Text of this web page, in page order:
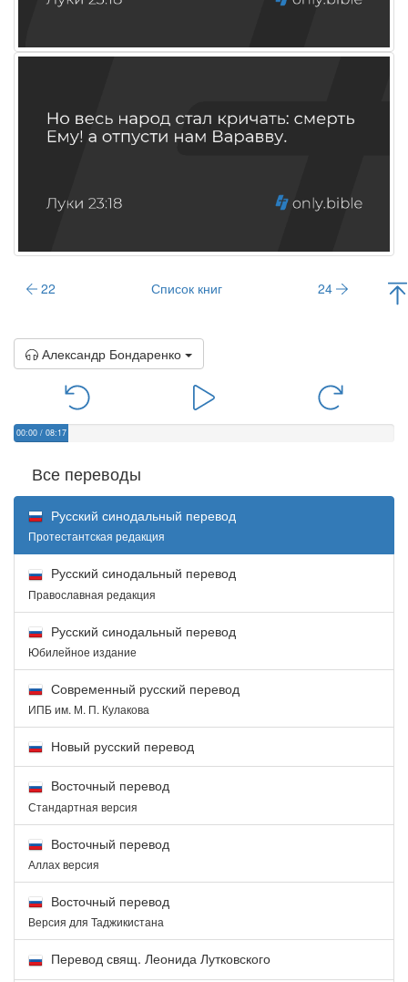
22 Список книг 24
Александр Бондаренко
00:00 / 08:17
Все переводы
Русский синодальный перевод
Протестантская редакция
Русский синодальный перевод
Православная редакция
Русский синодальный перевод
Юбилейное издание
Современный русский перевод
ИПБ им. М. П. Кулакова
Новый русский перевод
Восточный перевод
Стандартная версия
Восточный перевод
Аллах версия
Восточный перевод
Версия для Таджикистана
Перевод свящ. Леонида Лутковского